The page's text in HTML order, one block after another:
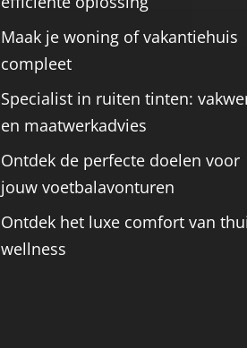
Maak je woning of vakantiehuis
compleet
Specialist in ruiten tinten:
en maatwerkadvies
Ontdek de perfecte doelen voor
jouw voetbalavonturen
Ontdek het luxe comfort van
wellness